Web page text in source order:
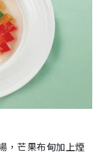
，芒果布甸加上煙